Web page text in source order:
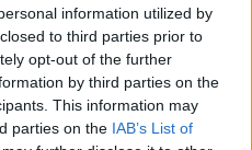
information utilized by
to third parties prior to
opt-out of the further
by third parties on the
This information may
parties on the IAB’s List of
τριών αεροσκαφών
η μείωση
επιβατικών
δώδεκα